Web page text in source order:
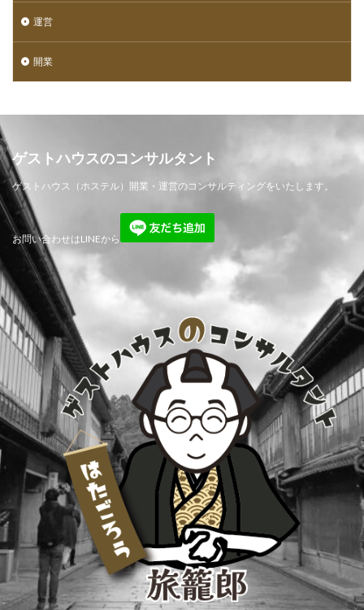
運営
開業
ゲストハウスのコンサルタント
ゲストハウス（ホステル）開業・運営のコンサルティングをいたします。
お問い合わせはLINEから